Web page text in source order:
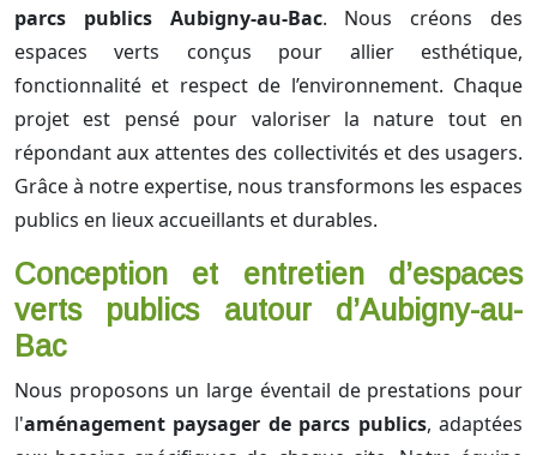
parcs publics Aubigny-au-Bac. Nous créons des
espaces verts conçus pour allier esthétique,
fonctionnalité et respect de l’environnement. Chaque
projet est pensé pour valoriser la nature tout en
répondant aux attentes des collectivités et des usagers.
Grâce à notre expertise, nous transformons les espaces
publics en lieux accueillants et durables.
Conception et entretien d’espaces
verts publics autour d’Aubigny-au-
Bac
Nous proposons un large éventail de prestations pour
l'aménagement paysager de parcs publics, adaptées